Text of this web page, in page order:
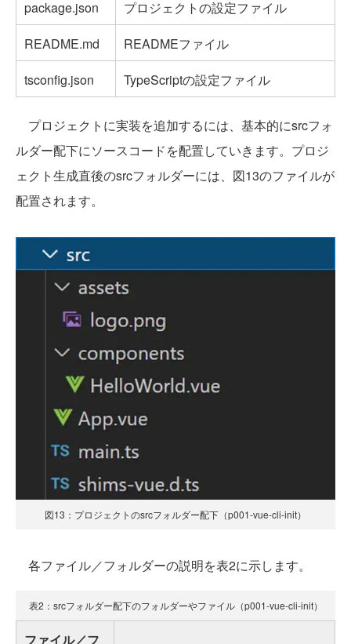
package.json
プロジェクトの設定ファイル
README.md
READMEファイル
tsconfig.json
TypeScriptの設定ファイル
プロジェクトに実装を追加するには、基本的にsrcフォ
ルダー配下にソースコードを配置していきます。プロジ
ェクト生成直後のsrcフォルダーには、図13のファイルが
配置されます。
図13：プロジェクトのsrcフォルダー配下（p001-vue-cli-init）
各ファイル／フォルダーの説明を表2に示します。
表2：srcフォルダー配下のフォルダーやファイル（p001-vue-cli-init）
ファイル／フ